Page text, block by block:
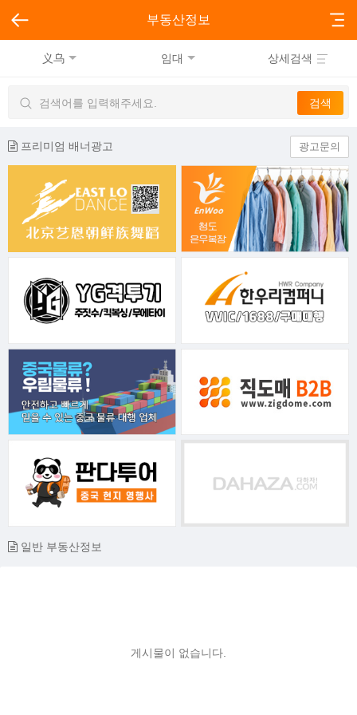
부동산정보
义乌 임대 상세검색
프리미엄 배너광고 광고문의
일반 부동산정보
게시물이 없습니다.